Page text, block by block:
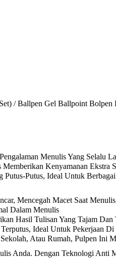
/ Ballpen Gel Ballpoint Bolpen
Menulis Yang Selalu
Kenyamanan Ekstra
Putus, Ideal Untuk
Mencegah Macet Saat
Dalam Menulis
Hasil Tulisan Yang Tajam Dan
Ideal Untuk Pekerjaan
Atau Rumah, Pulpen Ini
Anda. Dengan Teknologi